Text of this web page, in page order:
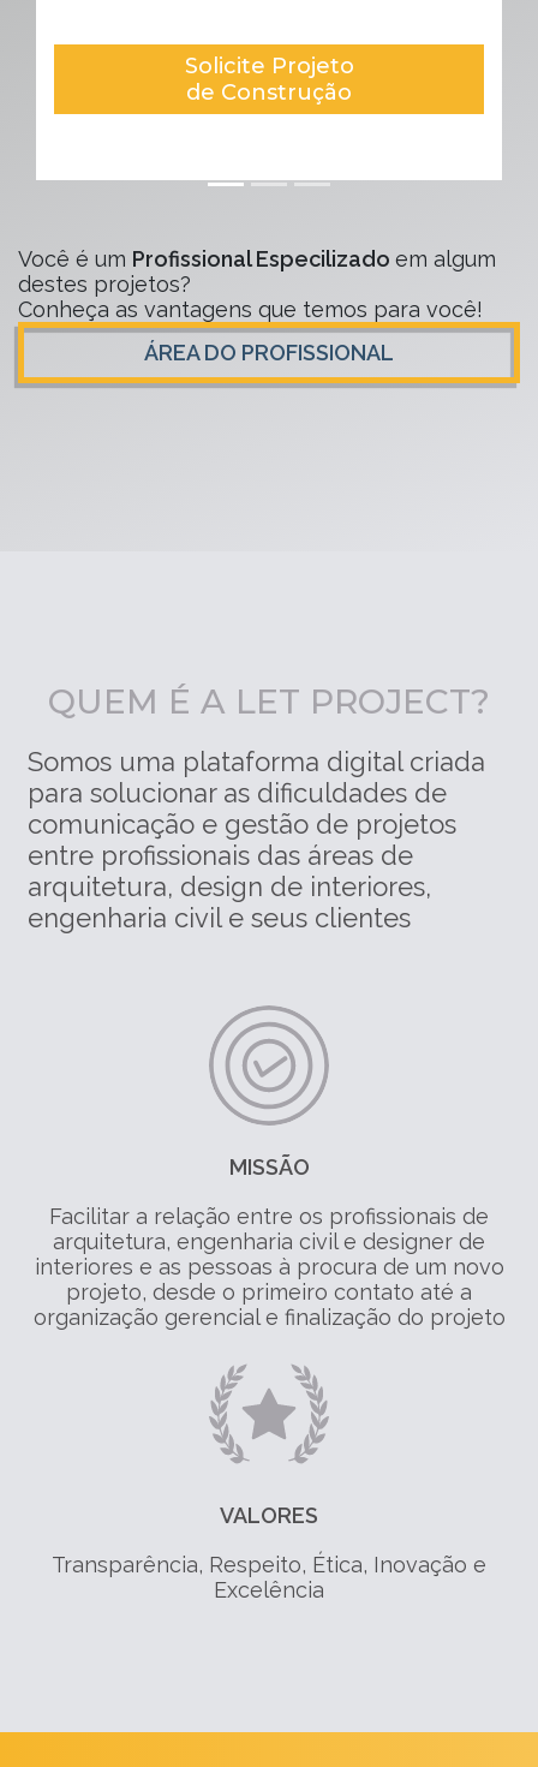
Solicite Projeto
Você é um Profissional Especilizado em algum
destes projetos?
Conheça as vantagens que temos para você!
ÁREA DO PROFISSIONAL
QUEM É A LET PROJECT?
Somos uma plataforma digital criada
para solucionar as dificuldades de
comunicação e gestão de projetos
entre profissionais das áreas de
arquitetura, design de interiores,
engenharia civil e seus clientes
MISSÃO
Facilitar a relação entre os profissionais de
arquitetura, engenharia civil e designer de
interiores e as pessoas à procura de um novo
projeto, desde o primeiro contato até a
organização gerencial e finalização do projeto
VALORES
Transparência, Respeito, Ética, Inovação e
Excelência